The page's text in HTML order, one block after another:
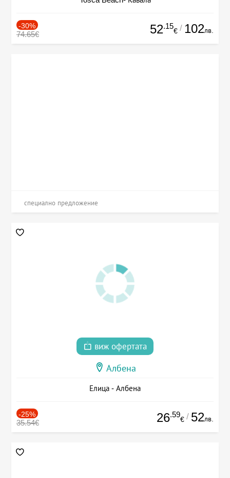
-30%
74.65€ 52.15
€ / 102лв.
специално предложение
виж офертата
Албена
Елица - Албена
-25%
35.54€ 26.59
€ / 52лв.